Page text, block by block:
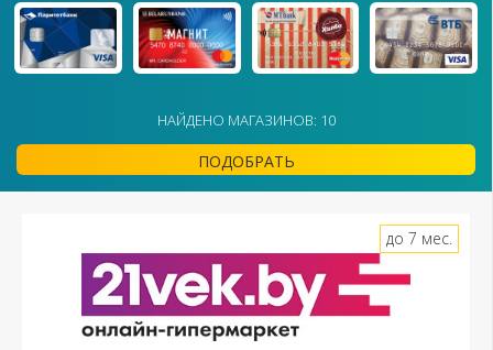
НАЙДЕНО МАГАЗИНОВ: 10
ПОДОБРАТЬ
до 7 мес.